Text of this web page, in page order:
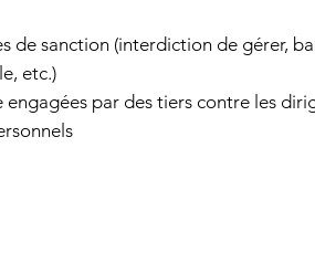
de sanction (interdiction de gérer,
etc.)
engagées par des tiers contre les